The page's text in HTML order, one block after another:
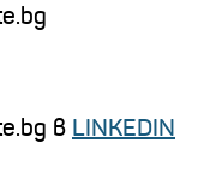
в LINKEDIN